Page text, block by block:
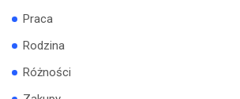
Praca
Rodzina
Różności